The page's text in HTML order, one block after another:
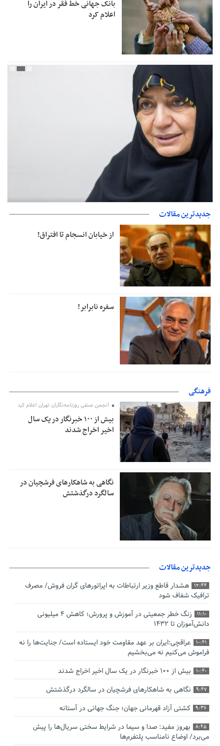
بانک جهانی خط فقر در ایران را
اعلام کرد
صدورگواهینامه موتورسیکلت برای زنان؛ در آینده نزدیک/ تردد بانوان با
موتور به‌ صرفه‌تر است
جدیدترین مقالات
از خیابان انسجام تا افتراق!
سفره نابرابر!
فرهنگی
انجمن صنفی روزنامه‌نگاران تهران اعلام کرد
بیش از ۱۰۰ خبرنگار در یک سال
اخیر اخراج شدند
نگاهی به شاهکارهای فرشچیان در
سالگرد درگذشتش
جدیدترین مقالات
12:44
هشدار قاطع وزیر ارتباطات به اپراتورهای گران فروش/ مصرف
ترافیک شفاف شود
11:10
زنگ خطر جمعیتی در آموزش و پرورش؛ کاهش ۴ میلیونی
دانش‌آموزان تا ۱۴۳۲
10:41
عراقچی:ایران بر عهد مقاومت خود ایستاده است/ جنایت‌ها را نه
فراموش می‌کنیم نه می‌بخشیم
10:40 بیش از ۱۰۰ خبرنگار در یک سال اخیر اخراج شدند
9:47 نگاهی به شاهکارهای فرشچیان در سالگرد درگذشتش
9:36 کشتی آزاد قهرمانی جهان؛ جنگ جهانی در آستانه
8:45
بهروز مفید: صدا و سیما در شرایط سختی سریال‌ها را پیش
می‌برد/ اوضاع نامناسب پلتفرم‌ها